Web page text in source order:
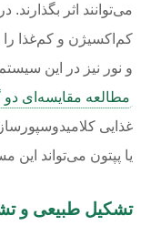
می‌توانند اثر بگذارند.
کم‌اکسیژن و کم‌غذا را
و نور نیز در این
مطالعه مقایسه‌ای دو
غذایی
یا پپتون می‌تواند این
تشکیل طبیعی و